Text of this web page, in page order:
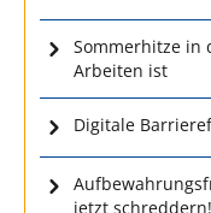
Sommerhitze in
Arbeiten ist
Digitale
jetzt schreddern!